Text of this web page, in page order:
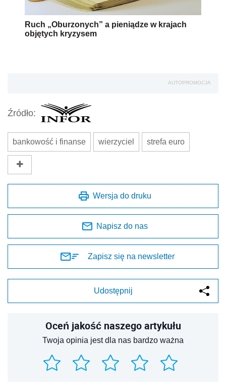
Ruch „Oburzonych” a pieniądze w krajach
objętych kryzysem
AUTOPROMOCJA
Źródło:
bankowość i finanse wierzyciel strefa euro
Wersja do druku
Napisz do nas
Zapisz się na newsletter
Udostępnij
Oceń jakość naszego artykułu
Twoja opinia jest dla nas bardzo ważna